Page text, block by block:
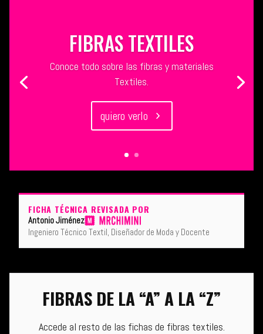
FIBRAS TEXTILES
Conoce todo sobre las fibras y materiales
Textiles.
quiero verlo
FICHA TÉCNICA REVISADA POR
Antonio Jiménez
Ingeniero Técnico Textil, Diseñador de Moda y Docente
FIBRAS DE LA “A” A LA “Z”
Accede al resto de las fichas de fibras textiles.